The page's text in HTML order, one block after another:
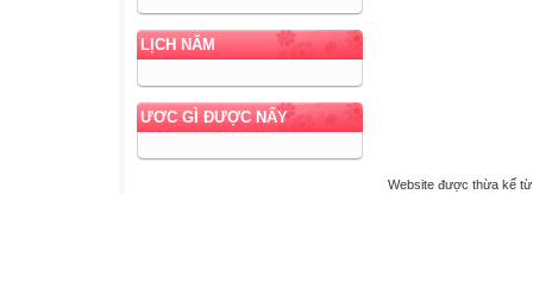
LỊCH NĂM
ƯƠC GÌ ĐƯỢC NẤY
Website được thừa kế